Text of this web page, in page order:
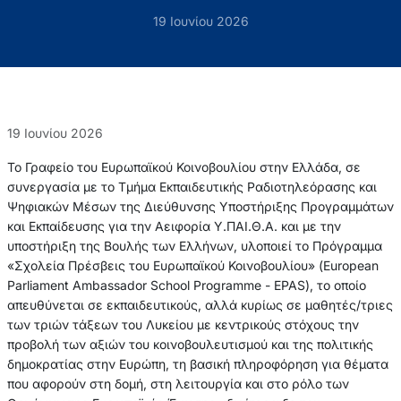
19 Ιουνίου 2026
19 Ιουνίου 2026
Το Γραφείο του Ευρωπαϊκού Κοινοβουλίου στην Ελλάδα, σε
συνεργασία με το Τμήμα Εκπαιδευτικής Ραδιοτηλεόρασης και
Ψηφιακών Μέσων της Διεύθυνσης Υποστήριξης Προγραμμάτων
και Εκπαίδευσης για την Αειφορία Υ.ΠΑΙ.Θ.Α. και με την
υποστήριξη της Βουλής των Ελλήνων, υλοποιεί το Πρόγραμμα
«Σχολεία Πρέσβεις του Ευρωπαϊκού Κοινοβουλίου» (European
Parliament Ambassador School Programme - EPAS), το οποίο
απευθύνεται σε εκπαιδευτικούς, αλλά κυρίως σε μαθητές/τριες
των τριών τάξεων του Λυκείου με κεντρικούς στόχους την
προβολή των αξιών του κοινοβουλευτισμού και της πολιτικής
δημοκρατίας στην Ευρώπη, τη βασική πληροφόρηση για θέματα
που αφορούν στη δομή, στη λειτουργία και στο ρόλο των